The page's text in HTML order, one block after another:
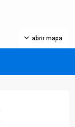
abrir mapa